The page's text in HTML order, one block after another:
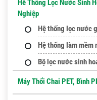
Hê Thống Lọc Nước Sinh
Nghiệp
Hệ thống lọc nước
Hệ thống làm mềm
Bộ lọc nước sinh
Máy Thổi Chai PET, Bình